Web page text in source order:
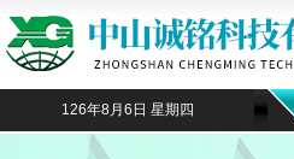
126年8月6日 星期四